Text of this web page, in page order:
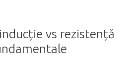
vs rezistență